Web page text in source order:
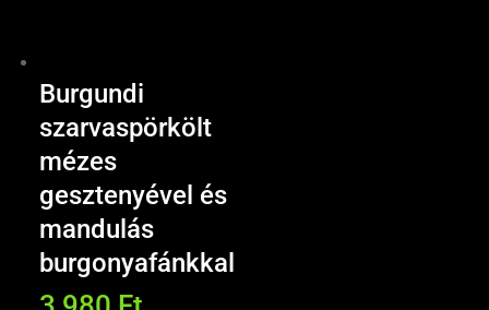
Burgundi
szarvaspörkölt
mézes
gesztenyével és
mandulás
burgonyafánkkal